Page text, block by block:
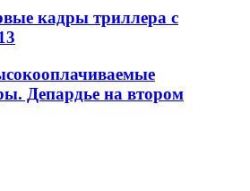
кадры триллера с
Депардье на втором